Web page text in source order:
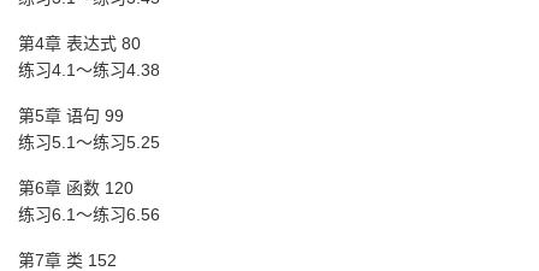
第4章 表达式 80
练习4.1～练习4.38
第5章 语句 99
练习5.1～练习5.25
第6章 函数 120
练习6.1～练习6.56
第7章 类 152